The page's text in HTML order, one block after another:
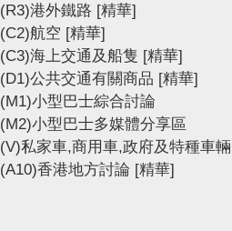
(R3)港外鐵路 [精華]
(C2)航空 [精華]
(C3)海上交通及船隻 [精華]
(D1)公共交通有關商品 [精華]
(M1)小型巴士綜合討論
(M2)小型巴士多媒體分享區
(V)私家車,商用車,政府及特種車輛
(A10)香港地方討論 [精華]